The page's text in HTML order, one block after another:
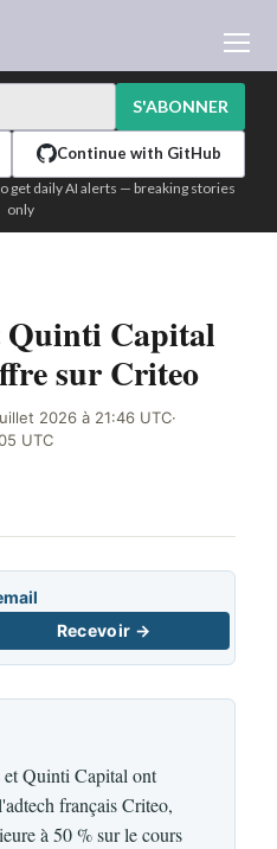
APPRENDRE L'IA
L'ACTU IA DU JOUR
TEST EDITION BUILDER
CONNEXION
S'ABONNER
Continue with GitHub
get daily AI alerts — breaking stories
only
Capital
sur Criteo
2026 à 21:46 UTC·
UTC
Recevoir →
Quinti Capital ont
français Criteo,
à 50 % sur le cours